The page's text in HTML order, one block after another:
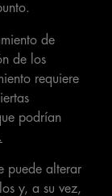
de
de los
requiere
podrían
puede alterar
y, a su vez,